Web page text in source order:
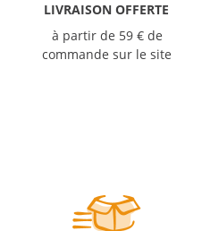
LIVRAISON OFFERTE
à partir de 59 € de
commande sur le site